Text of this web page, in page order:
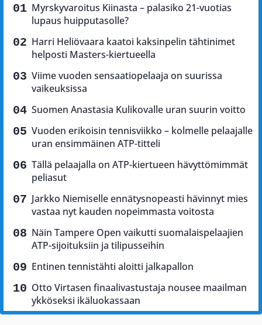
Myrskyvaroitus Kiinasta – palasiko 21-vuotias
lupaus huipputasolle?
Harri Heliövaara kaatoi kaksinpelin tähtinimet
helposti Masters-kiertueella
Viime vuoden sensaatiopelaaja on suurissa
vaikeuksissa
Suomen Anastasia Kulikovalle uran suurin voitto
Vuoden erikoisin tennisviikko – kolmelle pelaajalle
uran ensimmäinen ATP-titteli
Tällä pelaajalla on ATP-kiertueen hävyttömimmät
peliasut
Jarkko Niemiselle ennätysnopeasti hävinnyt mies
vastaa nyt kauden nopeimmasta voitosta
Näin Tampere Open vaikutti suomalaispelaajien
ATP-sijoituksiin ja tilipusseihin
Entinen tennistähti aloitti jalkapallon
Otto Virtasen finaalivastustaja nousee maailman
ykköseksi ikäluokassaan